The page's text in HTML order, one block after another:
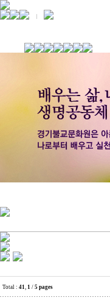
인사말
설립이념
조직구성
찾아오시는 길
위빠사나 강
사찰문화
성지순례기
금당포
문
교계
임
Total : 41, 1 / 5 pages